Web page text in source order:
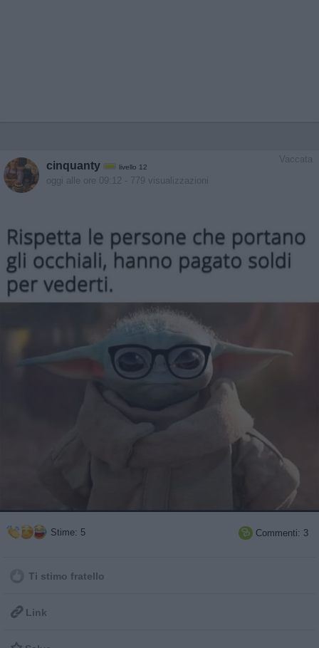
Vaccata
cinquanty livello 12
oggi alle ore 09:12 - 779 visualizzazioni
Stime: 5  Commenti: 3
Ti stimo fratello
 Link